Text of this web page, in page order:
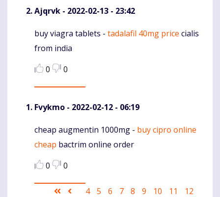
Ajqrvk - 2022-02-13 - 23:42
Komentaras
buy viagra tablets - tadalafil 40mg price cialis
from india
0
0
Fvykmo - 2022-02-12 - 06:19
Komentaras
cheap augmentin 1000mg - buy cipro online
cheap bactrim online order
0
0
Pagination
First Ankstesnis
Puslapis
4 Puslapis
5 Puslapis
6 Puslapis
7
Current
8 Puslapis
9 Puslapis
10 Puslapis
11 Puslapis
12